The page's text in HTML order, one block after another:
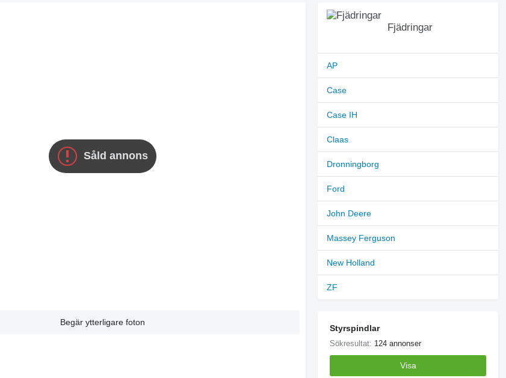
Såld annons
Begär ytterligare foton
Fjädringar
AP
Case
Case IH
Claas
Dronningborg
Ford
John Deere
Massey Ferguson
New Holland
ZF
Styrspindlar
Sökresultat: 124 annonser
Visa